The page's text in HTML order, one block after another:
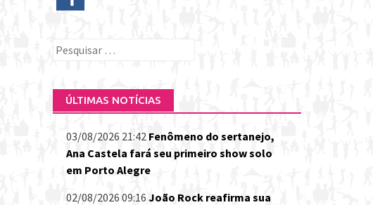
Pesquisar
ÚLTIMAS NOTÍCIAS
03/08/2026 21:42 Fenômeno do sertanejo,
Ana Castela fará seu primeiro show solo
em Porto Alegre
02/08/2026 09:16 João Rock reafirma sua